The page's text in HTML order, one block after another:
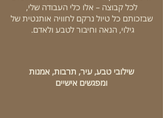
לכל קבוצה – אלו כלי העבודה שלי,
שבזכותם כל טיול נרקם לחוויה אותנטית של
גילוי, הנאה וחיבור לטבע ולאדם.
שילובי טבע, עיר, תרבות, אמנות
ומפגשים אישיים